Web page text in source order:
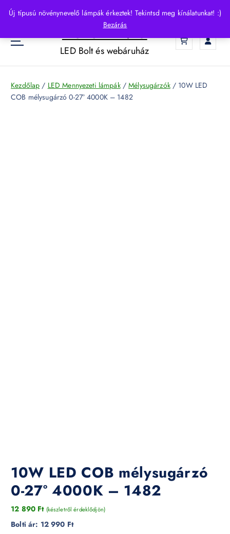
Új típusú növénynevelő lámpák érkeztek! Tekintsd meg kínálatunkat! :)
Bezárás
p
o
HelloLED.hu
LED Bolt és webáruház
Kezdőlap / LED Mennyezeti lámpák/Mélysugárzók/ 10W LED
COB mélysugárzó 0-27° 4000K – 1482
10W LED COB mélysugárzó
0-27° 4000K – 1482
12 890 Ft (készletről érdeklődjön)
Bolti ár: 12 990 Ft